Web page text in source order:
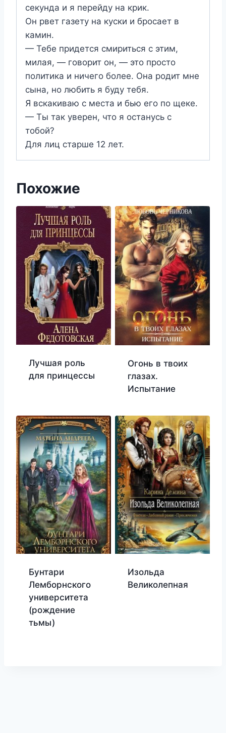
секунда и я перейду на крик.
Он рвет газету на куски и бросает в
камин.
— Тебе придется смириться с этим,
милая, — говорит он, — это просто
политика и ничего более. Она родит мне
сына, но любить я буду тебя.
Я вскакиваю с места и бью его по щеке.
— Ты так уверен, что я останусь с
тобой?
Для лиц старше 12 лет.
Похожие
Лучшая роль
для принцессы
Огонь в твоих
глазах.
Испытание
Бунтари
Лемборнского
университета
(рождение
тьмы)
Изольда
Великолепная